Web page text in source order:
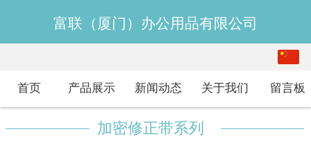
富联（厦门）办公用品有限公司
English
首页 产品展示 新闻动态 关于我们 留言板
加密修正带系列